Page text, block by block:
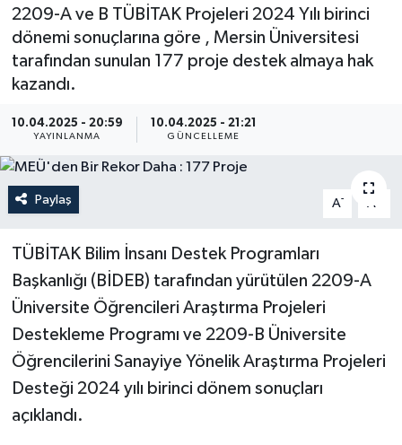
2209-A ve B TÜBİTAK Projeleri 2024 Yılı birinci
dönemi sonuçlarına göre , Mersin Üniversitesi
tarafından sunulan 177 proje destek almaya hak
kazandı.
10.04.2025 - 20:59
YAYINLANMA
10.04.2025 - 21:21
GÜNCELLEME
Paylaş A- A
TÜBİTAK Bilim İnsanı Destek Programları
Başkanlığı (BİDEB) tarafından yürütülen 2209-A
Üniversite Öğrencileri Araştırma Projeleri
Destekleme Programı ve 2209-B Üniversite
Öğrencilerini Sanayiye Yönelik Araştırma Projeleri
Desteği 2024 yılı birinci dönem sonuçları
açıklandı.
Kültür-Sanat
Resmi İlan
Spor